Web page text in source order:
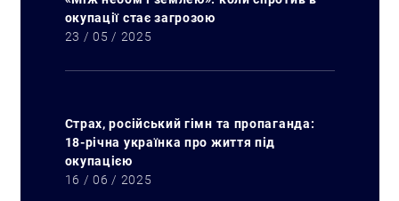
окупації стає загрозою
23 / 05 / 2025
Страх, російський гімн та пропаганда:
18-річна українка про життя під
окупацією
16 / 06 / 2025